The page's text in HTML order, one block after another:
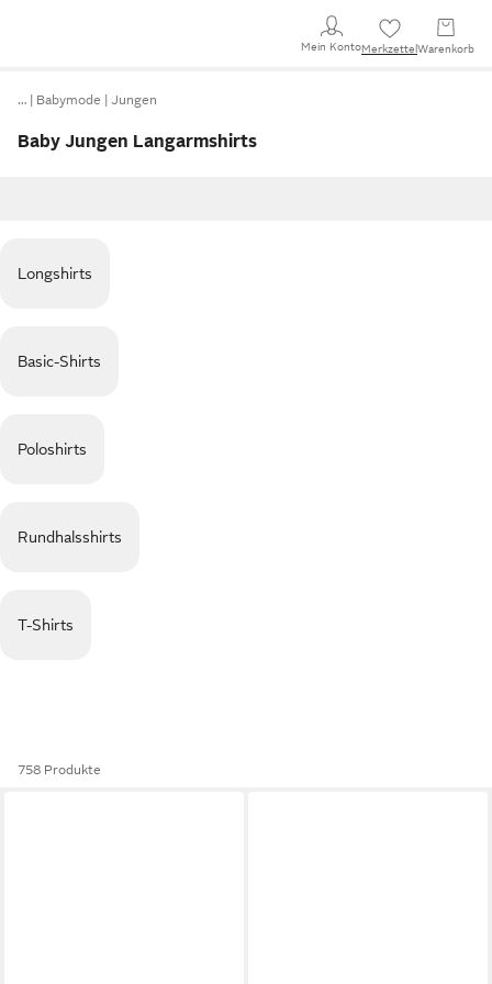
Mein KontoMerkzettel Warenkorb
… Babymode Jungen
Baby Jungen Langarmshirts
Longshirts
Basic-Shirts
Poloshirts
Rundhalsshirts
T-Shirts
758 Produkte